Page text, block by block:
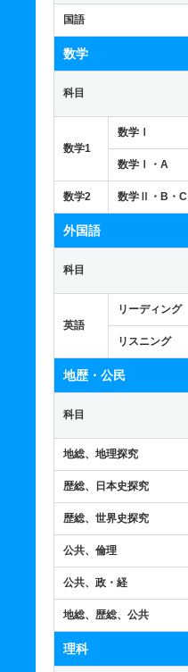
国語
数学
科目
数学1
数学Ⅰ
数学Ⅰ・A
数学2 数学Ⅱ・B・C
外国語
科目
英語
リーディング
リスニング
地歴・公民
科目
地総、地理探究
歴総、日本史探究
歴総、世界史探究
公共、倫理
公共、政・経
地総、歴総、公共
理科